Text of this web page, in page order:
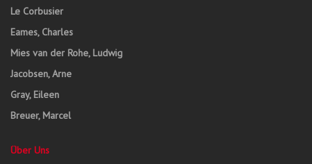
Le Corbusier
Eames, Charles
Mies van der Rohe, Ludwig
Jacobsen, Arne
Gray, Eileen
Breuer, Marcel
Über Uns